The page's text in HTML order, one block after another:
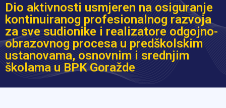
Dio aktivnosti usmjeren na osiguranje
kontinuiranog profesionalnog razvoja
za sve sudionike i realizatore odgojno-
obrazovnog procesa u predškolskim
ustanovama, osnovnim i srednjim
školama u BPK Goražde